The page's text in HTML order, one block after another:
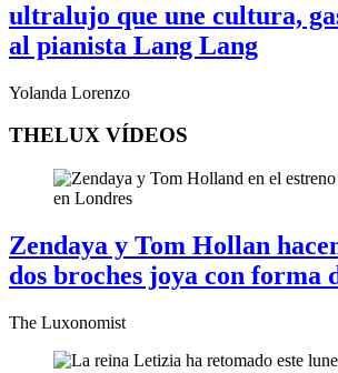
ultralujo que une cultura,
al pianista Lang Lang
Yolanda Lorenzo
THELUX VÍDEOS
Zendaya y Tom Hollan
dos broches joya con forma
The Luxonomist